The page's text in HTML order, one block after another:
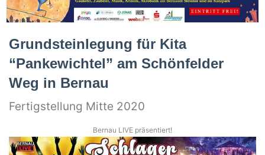
Grundsteinlegung für Kita
“Pankewichtel” am Schönfelder
Weg in Bernau
Fertigstellung Mitte 2020
Bernau LIVE präsentiert!